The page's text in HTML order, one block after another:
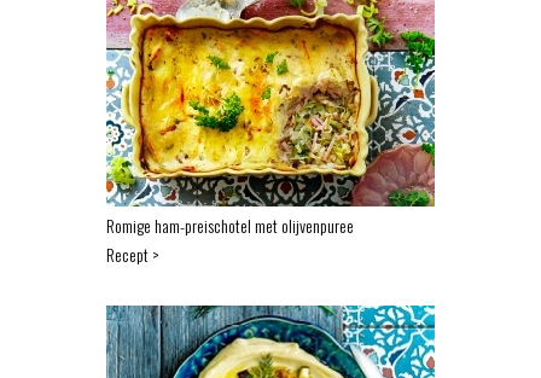
Romige ham-preischotel met olijvenpuree
Recept >